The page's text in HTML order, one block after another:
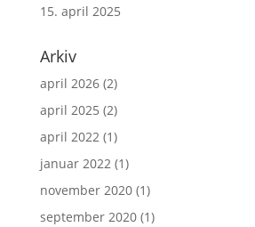
15. april 2025
Arkiv
april 2026(2)
april 2025 (2)
april 2022(1)
januar 2022(1)
november 2020(1)
september 2020(1)